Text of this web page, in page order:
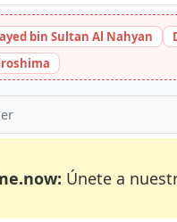
bin Sultan Al Nahyan
Únete a